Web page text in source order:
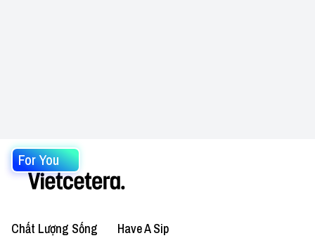
For You
Chất Lượng Sống Have A Sip